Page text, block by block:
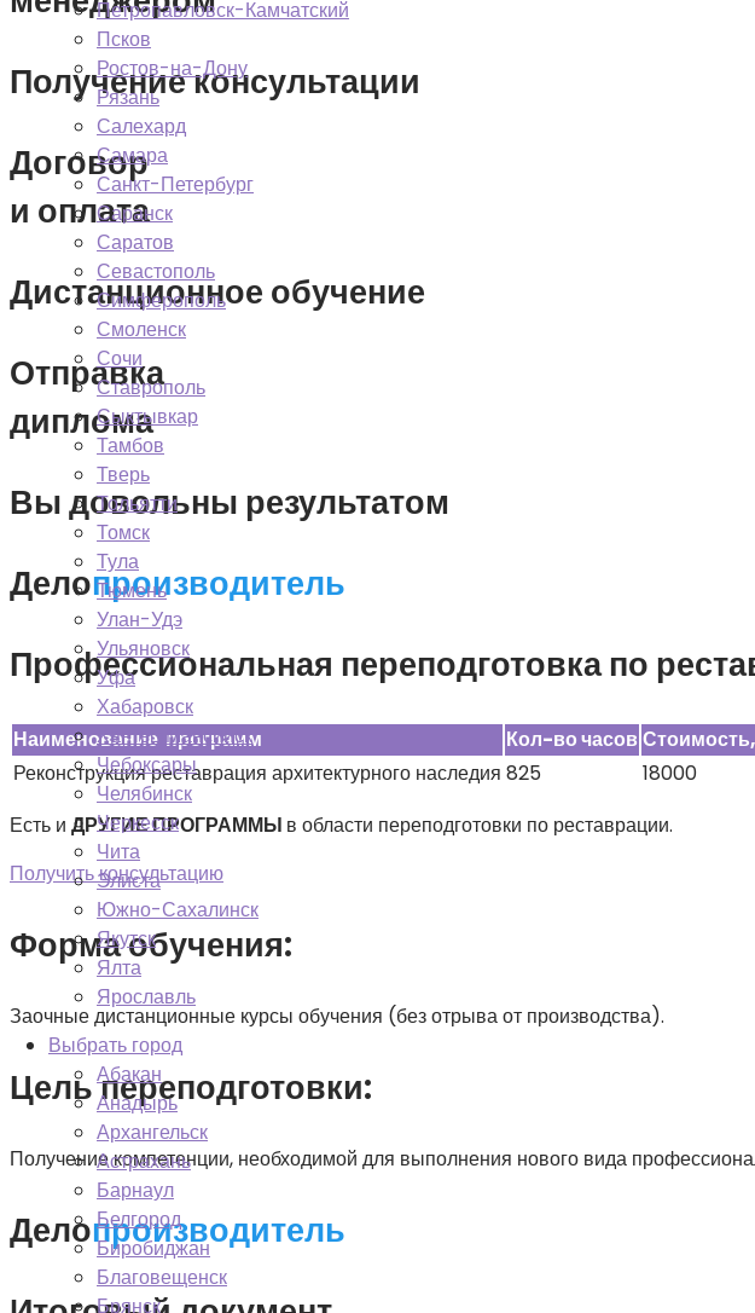
Петропавловск-Камчатский
Псков
Ростов-на-Дону
Рязань
Салехард
Самара
Санкт-Петербург
Саранск
Саратов
Севастополь
Симферополь
Смоленск
Сочи
Ставрополь
Сыктывкар
Тамбов
Тверь
Тольятти
Томск
Тула
Тюмень
Улан-Удэ
Ульяновск
Уфа
Хабаровск
Ханты-Мансийск
Чебоксары
Челябинск
Черкесск
Чита
Элиста
Южно-Сахалинск
Якутск
Ялта
Ярославль
Выбрать город
Абакан
Анадырь
Архангельск
Астрахань
Барнаул
Белгород
Биробиджан
Благовещенск
Брянск
Получение консультации
Договор
и оплата
Дистанционное обучение
Отправка
диплома
Вы довольны результатом
Делопроизводитель
Профессиональная переподготовка по
Наименование программ Кол-во часов Стоимость,
Реконструкция реставрация архитектурного наследия 825
18000
Есть и ДРУГИЕ ПРОГРАММЫ в области переподготовки по реставрации.
Получить консультацию
Форма обучения:
Заочные дистанционные курсы обучения (без отрыва от производства).
Цель переподготовки:
Получение компетенции, необходимой для выполнения нового вида
Делопроизводитель